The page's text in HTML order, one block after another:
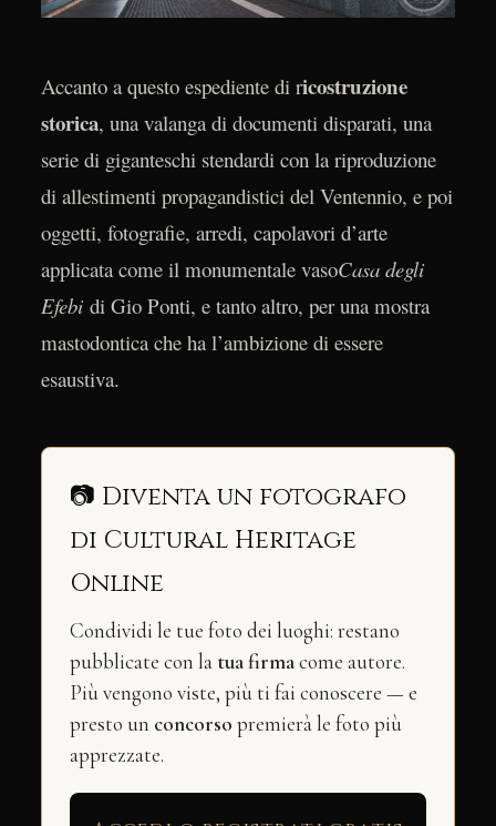
Accanto a questo espediente di ricostruzione
storica, una valanga di documenti disparati, una
serie di giganteschi stendardi con la riproduzione
di allestimenti propagandistici del Ventennio, e poi
oggetti, fotografie, arredi, capolavori d’arte
applicata come il monumentale vasoCasa degli
Efebidi Gio Ponti, e tanto altro, per una mostra
mastodontica che ha l’ambizione di essere
esaustiva.
📷 Diventa un fotografo
di Cultural Heritage
Online
Condividi le tue foto dei luoghi: restano
pubblicate con la tua firmacome autore.
Più vengono viste, più ti fai conoscere — e
presto un concorso premierà le foto più
apprezzate.